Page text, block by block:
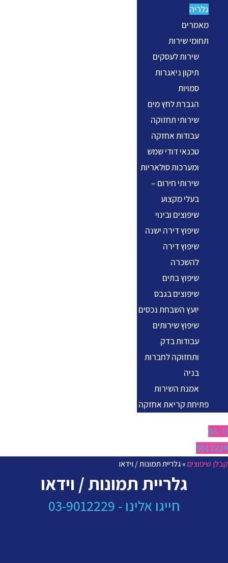
שירות
שירות לעסקים
תיקון ניאגרות
הגברת לחץ מים
שירותי תחזוקה
עבודות אחזקה
טכנאי דודי שמש
ומערכות סולאריות
שירותי חירום –
בעלי מקצוע
שיפוצים ובינוי
שיפוץ דירה ישנה
שיפוץ דירה
להשכרה
שיפוץ בתים
שיפוצים בגבס
יועץ השבחת נכסים
שיפוץ שירותים
עבודות בדק
ותחזוקה לחברות
אמנת השירות
קריאת אחזקה
»גלריית תמונות / וידאו
גלריית תמונות / וידאו
חייגו אלינו - 03-9012229